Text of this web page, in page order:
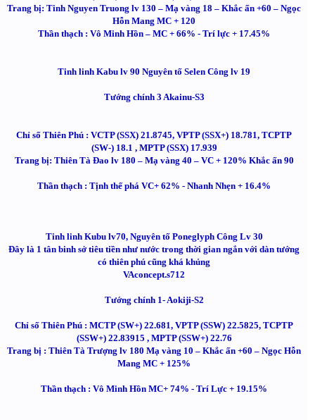
Trang bị: Tinh Nguyen Truong lv 130 – Mạ vàng 18 – Khắc ấn +60 – Ngọc
Hỗn Mang MC + 120
Thần thạch : Vô Minh Hồn – MC + 66% - Trí lực + 17.45%
Tinh linh Kabu lv 90 Nguyên tố Selen Công lv 19
Tướng chính 3 Akainu-S3
Chỉ số Thiên Phú : VCTP (SSX) 21.8745, VPTP (SSX+) 18.781, TCPTP
(SW-) 18.1 , MPTP (SSX) 17.939
Trang bị: Thiên Tà Đao lv 180 – Mạ vàng 40 – VC + 120% Khắc ấn 90
Thần thạch : Tịnh thế phá VC+ 62% - Nhanh Nhẹn + 16.4%
Tinh linh Kubu lv70, Nguyên tố Poneglyph Công Lv 30
Đây là 1 tân binh sở tiêu tiền như nước trong thời gian ngắn với dàn tướng
có thiên phú cũng khá khủng
VAconcept.s712
Tướng chính 1- Aokiji-S2
Chỉ số Thiên Phú : MCTP (SW+) 22.681, VPTP (SSW) 22.5825, TCPTP
(SSW+) 22.83915 , MPTP (SSW+) 22.76
Trang bị : Thiên Tà Trượng lv 180 Mạ vàng 10 – Khắc ấn +60 – Ngọc Hỗn
Mang MC + 125%
Thần thạch : Vô Minh Hồn MC+ 74% - Trí Lực + 19.15%